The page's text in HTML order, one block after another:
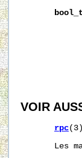
bool_t
VOIR
rpc(3)
Les